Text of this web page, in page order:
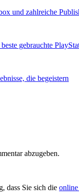
und zahlreiche
gebrauchte
die begeistern
abzugeben.
dass Sie sich die online